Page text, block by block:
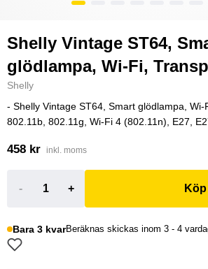
Shelly Vintage ST64,
glödlampa, Wi-Fi,
Shelly
- Shelly Vintage ST64, Smart glödlampa, Wi-
802.11b, 802.11g, Wi-Fi 4 (802.11n), E27,
458 kr inkl. moms
- + Köp
Bara 3 kvarBeräknas skickas inom 3 - 4